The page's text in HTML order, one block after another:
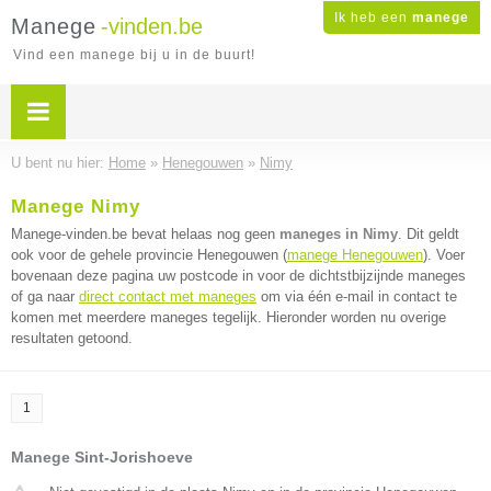
Ik heb een manege
Manege -vinden.be
Vind een manege bij u in de buurt!
U bent nu hier: Home » Henegouwen » Nimy
Manege Nimy
Manege-vinden.be bevat helaas nog geen maneges in Nimy. Dit geldt
ook voor de gehele provincie Henegouwen (manege Henegouwen). Voer
bovenaan deze pagina uw postcode in voor de dichtstbijzijnde maneges
of ga naar direct contact met maneges om via één e-mail in contact te
komen met meerdere maneges tegelijk. Hieronder worden nu overige
resultaten getoond.
1
Manege Sint-Jorishoeve